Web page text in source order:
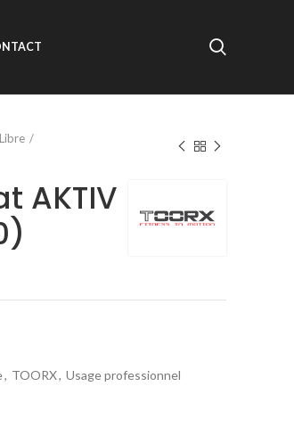
AKTIV
, TOORX, Usage professionnel